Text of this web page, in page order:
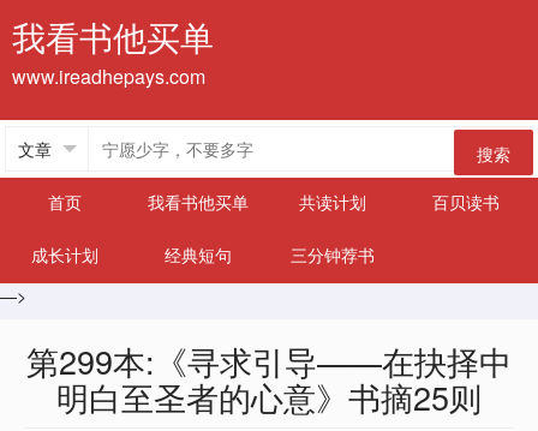
我看书他买单
www.ireadhepays.com
搜索
首页
我看书他买单 共读计划 百贝读书
成长计划 经典短句
三分钟荐书
—>
第299本:《寻求引导——在抉择中
明白至圣者的心意》书摘25则